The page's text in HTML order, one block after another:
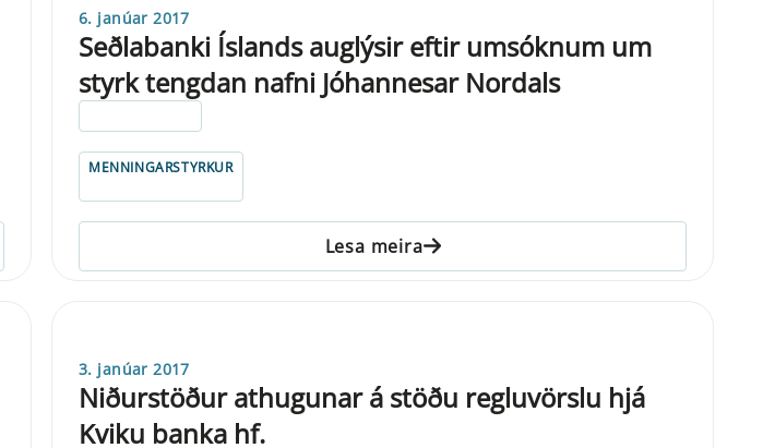
6. janúar 2017
Seðlabanki Íslands auglýsir eftir umsóknum um
styrk tengdan nafni Jóhannesar Nordals
MENNINGARSTYRKUR
Lesa meira
3. janúar 2017
Niðurstöður athugunar á stöðu regluvörslu hjá
Kviku banka hf.